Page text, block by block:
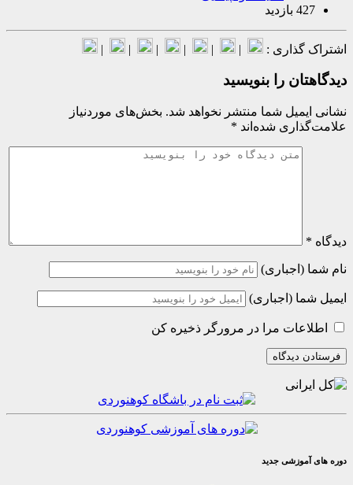
:
|
|
|
|
|
|
را بنویسید
شما منتشر نخواهد شد. بخش‌های موردنیاز
شده‌اند*
(اجباری)
مرا در مرورگر ذخیره کن
جدید